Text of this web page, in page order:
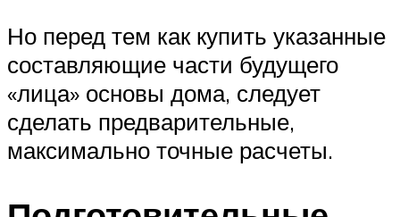
Но перед тем как купить указанные
составляющие части будущего
«лица» основы дома, следует
сделать предварительные,
максимально точные расчеты.